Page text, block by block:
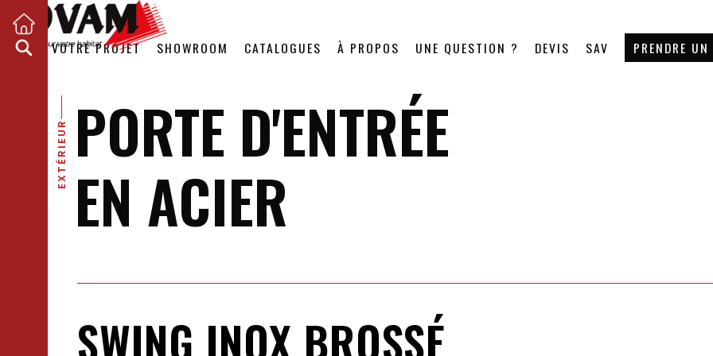
VOTRE PROJET SHOWROOM CATALOGUES À PROPOS UNE QUESTION ? DEVIS SAV PRENDRE
EXTÉRIEURPORTE D'ENTRÉE
EN ACIER
SWING INOX BROSSÉ